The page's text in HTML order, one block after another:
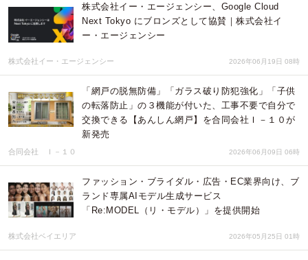
株式会社イー・エージェンシー、Google Cloud
Next Tokyo にブロンズとして協賛｜株式会社イ
ー・エージェンシー
株式会社イー・エージェンシー 2026年06月19日 08時
「網戸の脱無防備」「ガラス破り防犯強化」「子供
の転落防止」の３機能が付いた、工事不要で自分で
交換できる【あんしん網戸】を合同会社Ｉ－１０が
新発売
合同会社 Ｉ－１０ 2026年06月09日 06時
ファッション・ブライダル・広告・EC業界向け、ブ
ランド専属AIモデル生成サービス
「Re:MODEL（リ・モデル）」を提供開始
株式会社ベイエリア 2026年05月25日 01時